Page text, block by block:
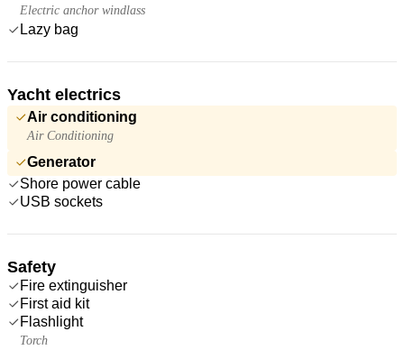
Electric anchor windlass
Lazy bag
Yacht electrics
Air conditioning
Air Conditioning
Generator
Shore power cable
USB sockets
Safety
Fire extinguisher
First aid kit
Flashlight
Torch